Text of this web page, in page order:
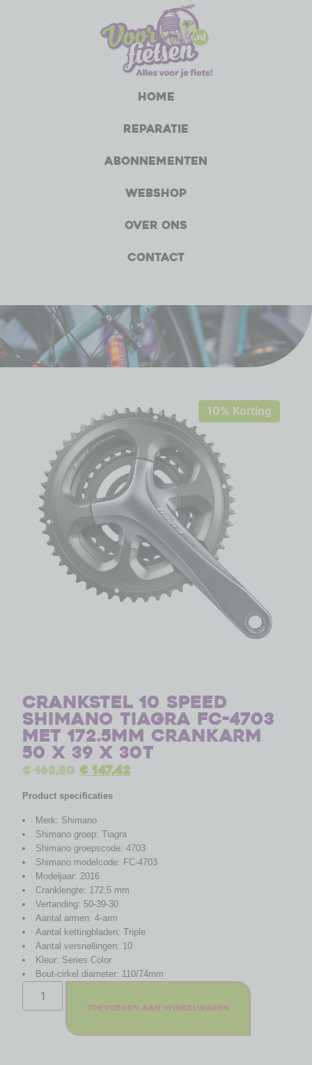
Home
Reparatie
Abonnementen
Webshop
Over ons
Contact
10% Korting
Crankstel 10 speed
Shimano Tiagra FC-4703
met 172.5mm crankarm
50 x 39 x 30T
€163,80 €147,42
Product specificaties
Merk: Shimano
Shimano groep: Tiagra
Shimano groepscode: 4703
Shimano modelcode: FC-4703
Modeljaar: 2016
Cranklengte: 172,5 mm
Vertanding: 50-39-30
Aantal armen: 4-arm
Aantal kettingbladen: Triple
Aantal versnellingen: 10
Kleur: Series Color
Bout-cirkel diameter: 110/74mm
Toevoegen aan winkelwagen